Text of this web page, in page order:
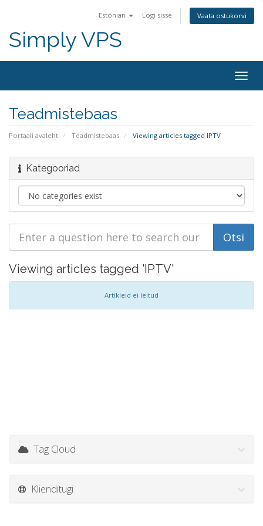
Estonian Logi sisse Vaata ostukorvi
Simply VPS
Teadmistebaas
Portaali avaleht Teadmistebaas Viewing articles tagged IPTV
Kategooriad
Viewing articles tagged 'IPTV'
Artikleid ei leitud
Tag Cloud
Klienditugi